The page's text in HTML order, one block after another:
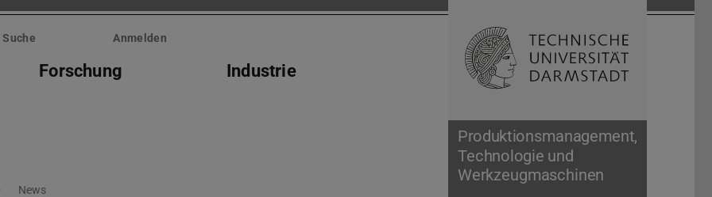
Produktionsmanagement,
Technologie und
Werkzeugmaschinen
Suche Anmelden
Forschung Industrie Suche öffnen
News